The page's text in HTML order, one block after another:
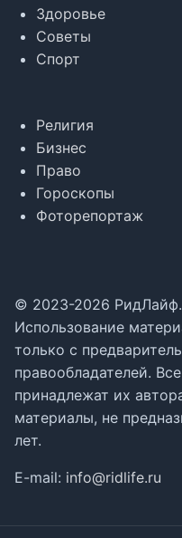
Здоровье
Советы
Спорт
Религия
Бизнес
Право
Гороскопы
Фоторепортаж
© 2023-2026 РидЛайф.
Использование
только с
правообладателей.
принадлежат их
материалы, не
лет.
E-mail: info@ridlife.ru